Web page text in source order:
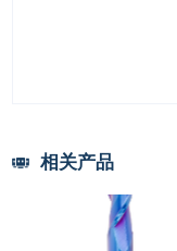
相关产品